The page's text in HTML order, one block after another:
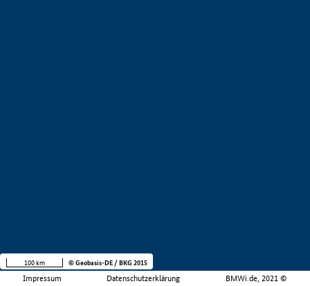
Impressum Datenschutzerklärung BMWi.de, 2021 ©
100 km © Geobasis-DE / BKG 2015